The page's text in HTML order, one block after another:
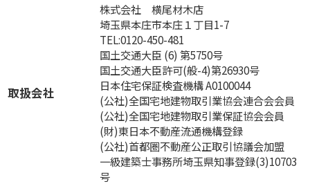
取扱会社
株式会社 横尾材木店
埼玉県本庄市本庄１丁目1-7
TEL:0120-450-481
国土交通大臣 (6) 第5750号
国土交通大臣許可(般-4)第26930号
日本住宅保証検査機構 A0100044
(公社)全国宅地建物取引業協会連合会会員
(公社)全国宅地建物取引業保証協会会員
(財)東日本不動産流通機構登録
(公社)首都圏不動産公正取引協議会加盟
一級建築士事務所埼玉県知事登録(3)10703
号